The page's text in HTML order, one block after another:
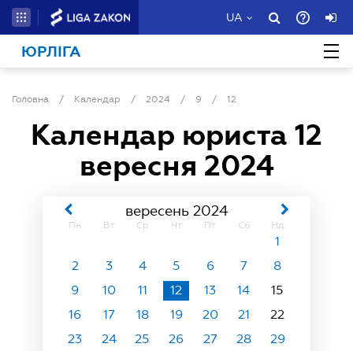
UA
ЮРЛІГА
Головна / Календар / 2024 / 9 / 12
Календар юриста 12
вересня 2024
вересень 2024
Пн Вт Ср Чт Пт Сб Нд
1
2
3 4 5 6 7
8
9
10 11 12 13 14
15
16
17 18 19 20 21
22
23
24 25 26 27 28
29